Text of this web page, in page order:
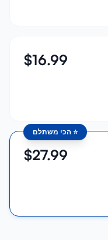
$16.99
⭐ הכי משתלם
$27.99